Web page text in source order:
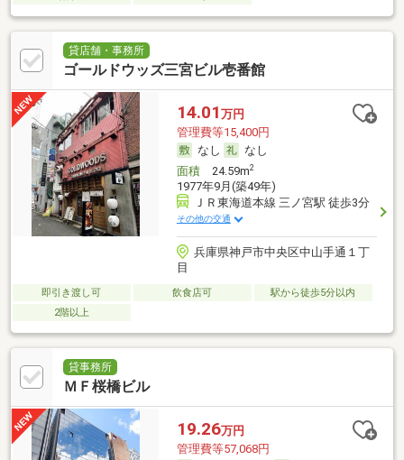
貸店舗・事務所
ゴールドウッズ三宮ビル壱番館
14.01 万円
管理費等15,400円
なし
なし
面積24.59m2
1977年9月(築49年)
ＪＲ東海道本線 三ノ宮駅 徒歩3分
その他の交通
兵庫県神戸市中央区中山手通１丁
目
即引き渡し可 飲食店可
駅から徒歩5分以内
2階以上
貸事務所
ＭＦ桜橋ビル
19.26万円
管理費等57,068円